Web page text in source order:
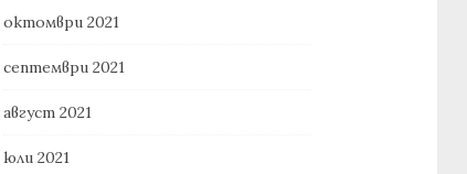
октомври 2021
септември 2021
август 2021
юли 2021